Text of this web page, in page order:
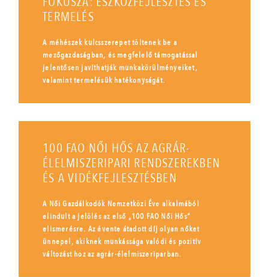
TERMELÉS
A méhészek kulcsszerepet töltenek be a
mezőgazdaságban, és megfelelő támogatással
jelentősen javíthatják munkakörülményeiket,
valamint termelésük hatékonyságát.
100 FAO NŐI HŐS AZ AGRÁR-
ÉLELMISZERIPARI RENDSZEREKBEN
ÉS A VIDÉKFEJLESZTÉSBEN
A Női Gazdálkodók Nemzetközi Éve alkalmából
elindult a jelölés az első „100 FAO Női Hős”
elismerésre. Az évente átadott díj olyan nőket
ünnepel, akiknek munkássága valódi és pozitív
változást hoz az agrár-élelmiszeriparban.